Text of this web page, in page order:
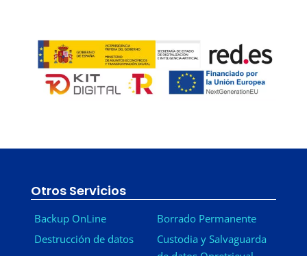
Otros Servicios
Backup OnLine
Destrucción de datos
Borrado Permanente
Custodia y Salvaguarda